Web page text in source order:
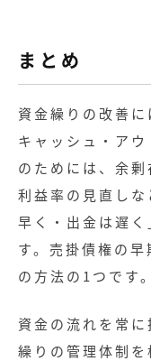
まとめ
資金繰りの改善
キャッシュ・ア
のためには、余
利益率の見直し
早く・出金は遅
す。売掛債権の
の方法の1つです。
資金の流れを常
繰りの管理体制